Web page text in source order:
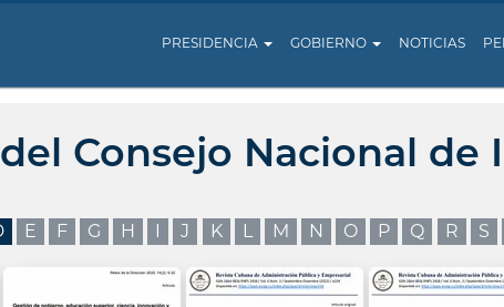
PRESIDENCIA GOBIERNO NOTICIAS
Consejo Nacional de
E F G H I J K L M N O P Q R S